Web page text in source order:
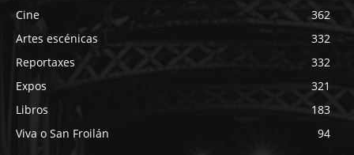
Cine
362
Artes escénicas
332
Reportaxes
332
Expos
321
Libros
183
Viva o San Froilán
94